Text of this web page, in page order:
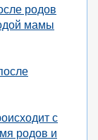
родов
мамы
с
родов и